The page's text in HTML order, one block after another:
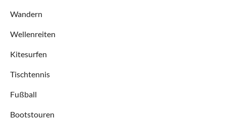
Wandern
Wellenreiten
Kitesurfen
Tischtennis
Fußball
Bootstouren